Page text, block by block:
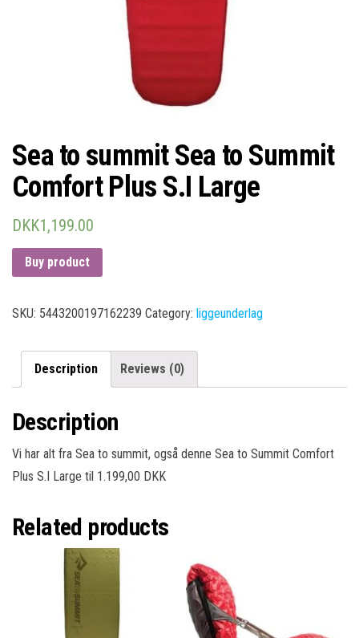
Sea to summit Sea to Summit
Comfort Plus S.I Large
DKK1,199.00
Buy product
SKU: 5443200197162239 Category: liggeunderlag
Description Reviews (0)
Description
Vi har alt fra Sea to summit, også denne Sea to Summit Comfort
Plus S.I Large til 1.199,00 DKK
Related products